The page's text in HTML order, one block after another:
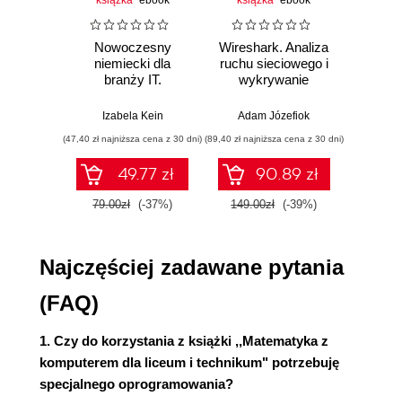
trygonometryczne (105)
Rozdział 13. Układ równań i nierówności drugiego
Rozdział 15. Rachunek zdań (131)
Rozdział 16. Rachunek prawdopodobieństwa (139)
Rozdział 18. Geometria (163)
matematyki (185)
Dodatek A Programy komputerowe na płycie CD
Nowoczesny
niemiecki dla
branży IT.
przykłady i
Izabela Kein
(47,40 zł najniższa cena z 30 dni)
49.77 zł
79.00zł (-37%)
Wireshark. Analiza
ruchu sieciowego i
wykrywanie
Adam Józefiok
(89,40 zł najniższa cena z 30 dni)
90.89 zł
149.00zł (-39%)
Najczęściej zadawane pytania
(FAQ)
1. Czy do korzystania z książki ,,Matematyka z
komputerem dla liceum i technikum" potrzebuję
specjalnego oprogramowania?